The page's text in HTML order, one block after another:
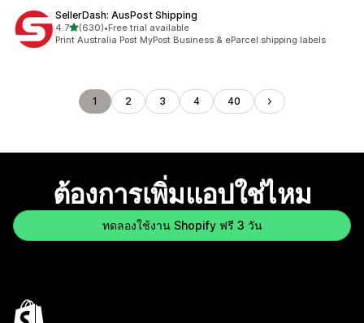
SellerDash: AusPost Shipping
4.7เต็ม 5 ดาว
(630)
ทั้งหมด 630 รีวิว
•Free trial available
Print Australia Post MyPost Business & eParcel shipping labels
1 2 3 4 40
ต้องการเพิ่มแอปใช่ไหม
ทดลองใช้งาน Shopify ฟรี 3 วัน